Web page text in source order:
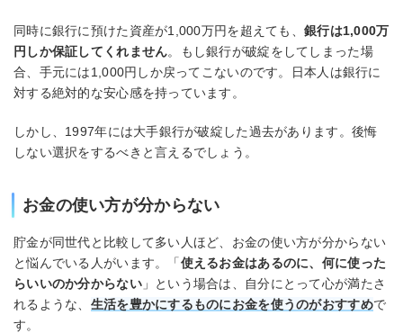
同時に銀行に預けた資産が1,000万円を超えても、 銀行は1,000万
円しか保証してくれません。もし銀行が破綻をしてしまった場
合、手元には1,000円しか戻ってこないのです。日本人は銀行に
対する絶対的な安心感を持っています。
しかし、1997年には大手銀行が破綻した過去があります。後悔
しない選択をするべきと言えるでしょう。
お金の使い方が分からない
貯金が同世代と比較して多い人ほど、お金の使い方が分からない
と悩んでいる人がいます。「使えるお金はあるのに、何に使った
らいいのか分からない」という場合は、自分にとって心が満たさ
れるような、 生活を豊かにするものにお金を使うのがおすすめで
す。